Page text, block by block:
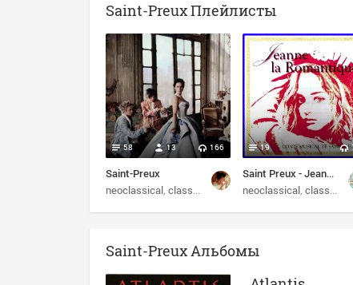
Saint-Preux Плейлисты
Saint-Preux
58 166
13
neoclassical classical symphonic
Saint Preux - Jeanne La Romantique
19
neoclassical classical
Saint-Preux Альбомы